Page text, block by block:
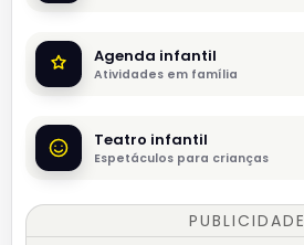
Agenda infantil
Atividades em família
Teatro infantil
Espetáculos para crianças
PUBLICIDADE